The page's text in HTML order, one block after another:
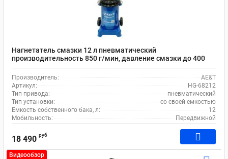
Нагнетатель смазки 12 л пневматический
производительность 850 г/мин, давление смазки до 400
бар, передвижной AE&T HG-68212
Производитель:
AE&T
Артикул:
HG-68212
Тип привода:
пневматический
Тип установки:
со своей емкостью
Емкость собственного бака, л:
12
Мобильность:
Передвижной
18 490 руб
Видеообзор